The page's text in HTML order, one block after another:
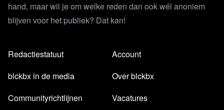
hand, maar wil je om welke reden dan ook wél anoniem
blijven voor het publiek? Dat kan!
Redactiestatuut
blckbx in de media
Communityrichtlijnen
Account
Over blckbx
Vacatures